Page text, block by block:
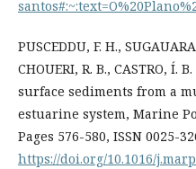
PUSCEDDU, F. H.,
CHOUERI, R. B., CASTRO, Í.
surface sediments from a
estuarine system, Marine
Pages 576-580, ISSN 0025-
https://doi.org/10.1016/